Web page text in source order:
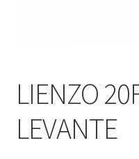
LIENZO
LEVANTE